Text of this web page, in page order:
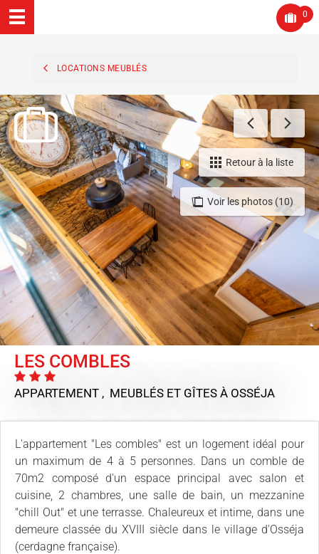
0
LOCATIONS MEUBLÉS
Voir les photos (10)
Retour à la liste
LES COMBLES
APPARTEMENT , MEUBLÉS ET GÎTES À OSSÉJA
L'appartement "Les combles" est un logement idéal pour
un maximum de 4 à 5 personnes. Dans un comble de
70m2 composé d'un espace principal avec salon et
cuisine, 2 chambres, une salle de bain, un mezzanine
"chill Out" et une terrasse. Chaleureux et intime, dans une
demeure classée du XVIII siècle dans le village d'Osséja
(cerdagne française).